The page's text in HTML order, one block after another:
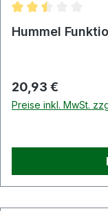
Durchschnittliche
Hummel
Regulärer Preis:
20,93 €
Preise inkl. MwSt.